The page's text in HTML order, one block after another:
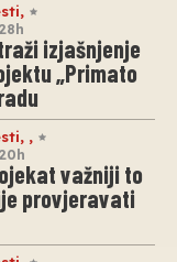
,
izjašnjenje
„Primato
, ,
važniji to
provjeravati